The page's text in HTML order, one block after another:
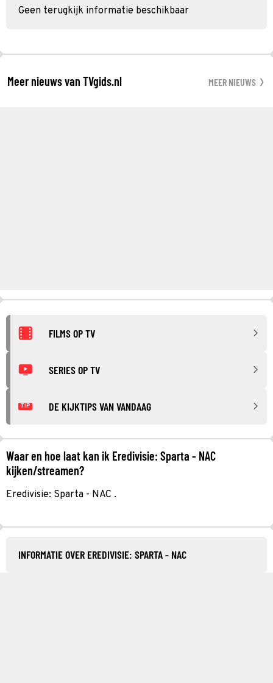
Geen terugkijk informatie beschikbaar
Meer nieuws van TVgids.nl MEER NIEUWS
FILMS OP TV
SERIES OP TV
TIP DE KIJKTIPS VAN VANDAAG
Waar en hoe laat kan ik Eredivisie: Sparta - NAC
kijken/streamen?
Eredivisie: Sparta - NAC .
INFORMATIE OVER EREDIVISIE: SPARTA - NAC